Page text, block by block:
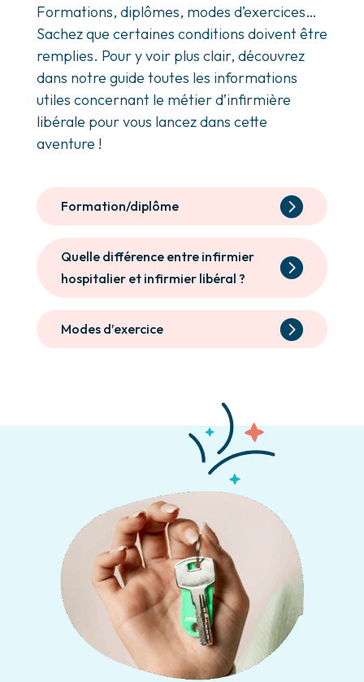
Formations, diplômes, modes d’exercices…
Sachez que certaines conditions doivent être
remplies. Pour y voir plus clair, découvrez
dans notre guide toutes les informations
utiles concernant le métier d’infirmière
libérale pour vous lancez dans cette
aventure !
Formation/diplôme
Quelle différence entre infirmier
hospitalier et infirmier libéral ?
Modes d’exercice